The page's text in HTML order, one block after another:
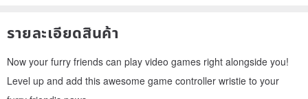
รายละเอียดสินค้า
Now your furry friends can play video games right alongside you!
Level up and add this awesome game controller wristie to your